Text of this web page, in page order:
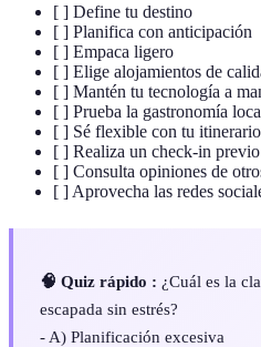
[ ] Define tu destino
[ ] Planifica con anticipación
[ ] Empaca ligero
[ ] Elige alojamientos de
[ ] Mantén tu tecnología a
[ ] Prueba la gastronomía
[ ] Sé flexible con tu itinerario
[ ] Realiza un check-in previo
[ ] Consulta opiniones de
[ ] Aprovecha las redes
🧠 Quiz rápido : ¿Cuál es la
escapada sin estrés?
- A) Planificación excesiva